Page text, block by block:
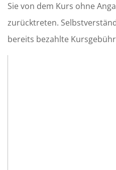
Sie von dem Kurs ohne
zurücktreten.
bereits bezahlte